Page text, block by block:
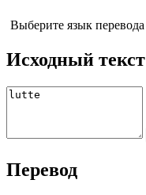
Выберите язык перевода
Исходный текст
Перевод